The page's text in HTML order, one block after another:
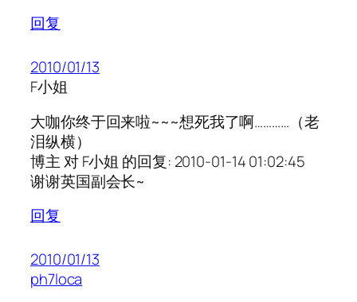
回复
2010/01/13
F小姐
大咖你终于回来啦~~~想死我了啊…………（老
泪纵横）
博主 对 F小姐 的回复: 2010-01-14 01:02:45
谢谢英国副会长~
回复
2010/01/13
ph7loca